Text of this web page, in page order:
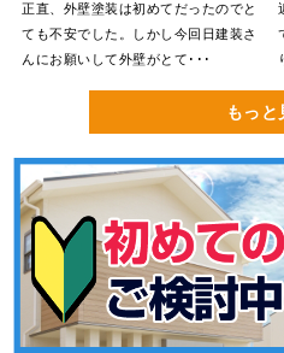
正直、外壁塗装は初めてだったのでと
ても不安でした。しかし今回日建装さ
んにお願いして外壁がとて･･･
もっと